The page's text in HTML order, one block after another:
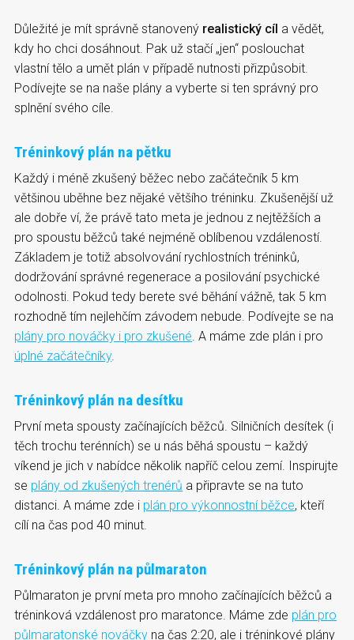
Důležité je mít správně stanovený realistický cíl a vědět,
kdy ho chci dosáhnout. Pak už stačí „jen“ poslouchat
vlastní tělo a umět plán v případě nutnosti přizpůsobit.
Podívejte se na naše plány a vyberte si ten správný pro
splnění svého cíle.
Tréninkový plán na pětku
Každý i méně zkušený běžec nebo začátečník 5 km
většinou uběhne bez nějaké většího tréninku. Zkušenější už
ale dobře ví, že právě tato meta je jednou z nejtěžších a
pro spoustu běžců také nejméně oblíbenou vzdáleností.
Základem je totiž absolvování rychlostních tréninků,
dodržování správné regenerace a posilování psychické
odolnosti. Pokud tedy berete své běhání vážně, tak 5 km
rozhodně tím nejlehčím závodem nebude. Podívejte se na
plány pro nováčky i pro zkušené . A máme zde plán i pro
úplné začátečníky.
Tréninkový plán na desítku
První meta spousty začínajících běžců. Silničních desítek (i
těch trochu terénních) se u nás běhá spoustu – každý
víkend je jich v nabídce několik napříč celou zemí. Inspirujte
se plány od zkušených trenérů a připravte se na tuto
distanci. A máme zde i plán pro výkonnostní běžce, kteří
cílí na čas pod 40 minut.
Tréninkový plán na půlmaraton
Půlmaraton je první meta pro mnoho začínajících běžců a
tréninková vzdálenost pro maratonce. Máme zde plán pro
půlmaratonské nováčky na čas 2:20, ale i tréninkové plány